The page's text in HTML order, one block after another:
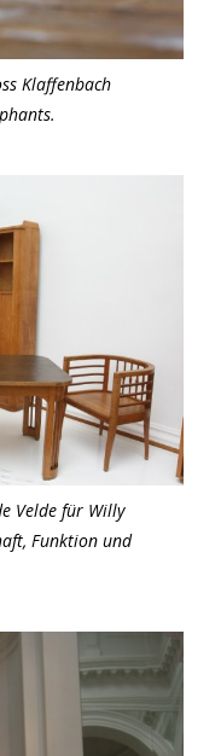
Klaffenbach
Velde für Willy
Funktion und